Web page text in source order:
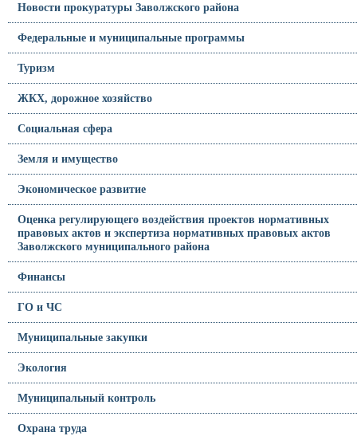
Новости прокуратуры Заволжского района
Федеральные и муниципальные программы
Туризм
ЖКХ, дорожное хозяйство
Социальная сфера
Земля и имущество
Экономическое развитие
Оценка регулирующего воздействия проектов нормативных
правовых актов и экспертиза нормативных правовых актов
Заволжского муниципального района
Финансы
ГО и ЧС
Муниципальные закупки
Экология
Муниципальный контроль
Охрана труда